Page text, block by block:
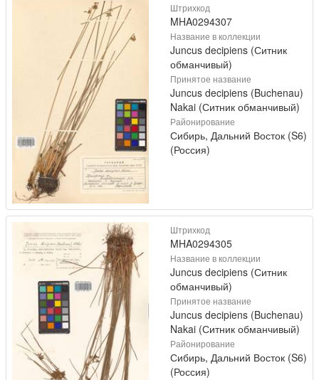
Штрихкод
MHA0294307
Название в коллекции
Juncus decipiens (Ситник
обманчивый)
Принятое название
Juncus decipiens (Buchenau)
Nakai (Ситник обманчивый)
Районирование
Сибирь, Дальний Восток (S6)
(Россия)
Штрихкод
MHA0294305
Название в коллекции
Juncus decipiens (Ситник
обманчивый)
Принятое название
Juncus decipiens (Buchenau)
Nakai (Ситник обманчивый)
Районирование
Сибирь, Дальний Восток (S6)
(Россия)